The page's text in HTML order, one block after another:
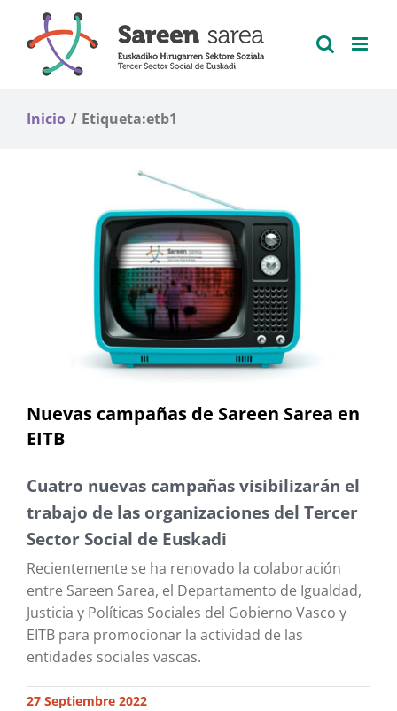
contenido
Inicio Etiqueta:etb1
Nuevas campañas de Sareen Sarea en
EITB
Cuatro nuevas campañas visibilizarán el
trabajo de las organizaciones del Tercer
Sector Social de Euskadi
Recientemente se ha renovado la colaboración
entre Sareen Sarea, el Departamento de Igualdad,
Justicia y Políticas Sociales del Gobierno Vasco y
EITB para promocionar la actividad de las
entidades sociales vascas.
27 Septiembre 2022